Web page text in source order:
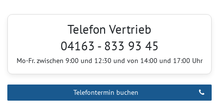
Telefon Vertrieb
04163 - 833 93 45
Mo-Fr. zwischen 9:00 und 12:30 und von 14:00 und 17:00 Uhr
Telefontermin buchen